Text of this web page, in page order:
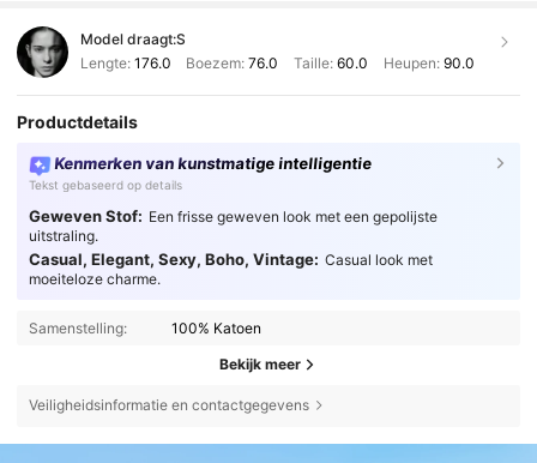
Model draagt:S
Lengte: 176.0 Boezem:76.0 Taille: 60.0 Heupen: 90.0
Productdetails
Kenmerken van kunstmatige intelligentie
Tekst gebaseerd op details
Geweven Stof: Een frisse geweven look met een gepolijste
uitstraling.
Casual, Elegant, Sexy, Boho, Vintage: Casual look met
moeiteloze charme.
Samenstelling: 100% Katoen
Bekijk meer
Veiligheidsinformatie en contactgegevens